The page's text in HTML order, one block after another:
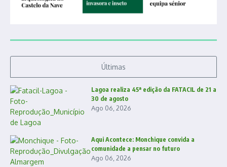
Últimas
Lagoa realiza 45ª edição da FATACIL de 21 a
30 de agosto
Ago 06, 2026
Aqui Acontece: Monchique convida a
comunidade a pensar no futuro
Ago 06, 2026